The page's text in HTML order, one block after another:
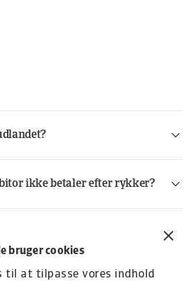
bruger cookies
til at tilpasse vores indhold
ikke betaler efter rykker?